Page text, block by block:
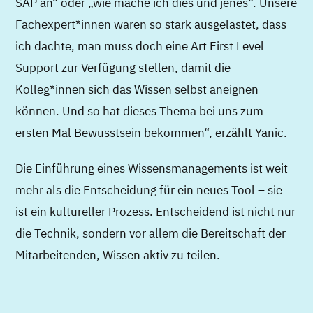
Fachexpert*innen waren so stark ausgelastet, dass
ich dachte, man muss doch eine Art First Level
Support zur Verfügung stellen, damit die
Kolleg*innen sich das Wissen selbst aneignen
können. Und so hat dieses Thema bei uns zum
ersten Mal Bewusstsein bekommen“, erzählt Yanic.
Die Einführung eines Wissensmanagements ist weit
mehr als die Entscheidung für ein neues Tool – sie
ist ein kultureller Prozess. Entscheidend ist nicht nur
die Technik, sondern vor allem die Bereitschaft der
Mitarbeitenden, Wissen aktiv zu teilen.